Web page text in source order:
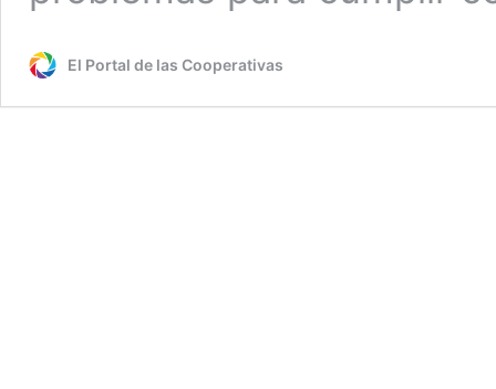
El Portal de las Cooperativas